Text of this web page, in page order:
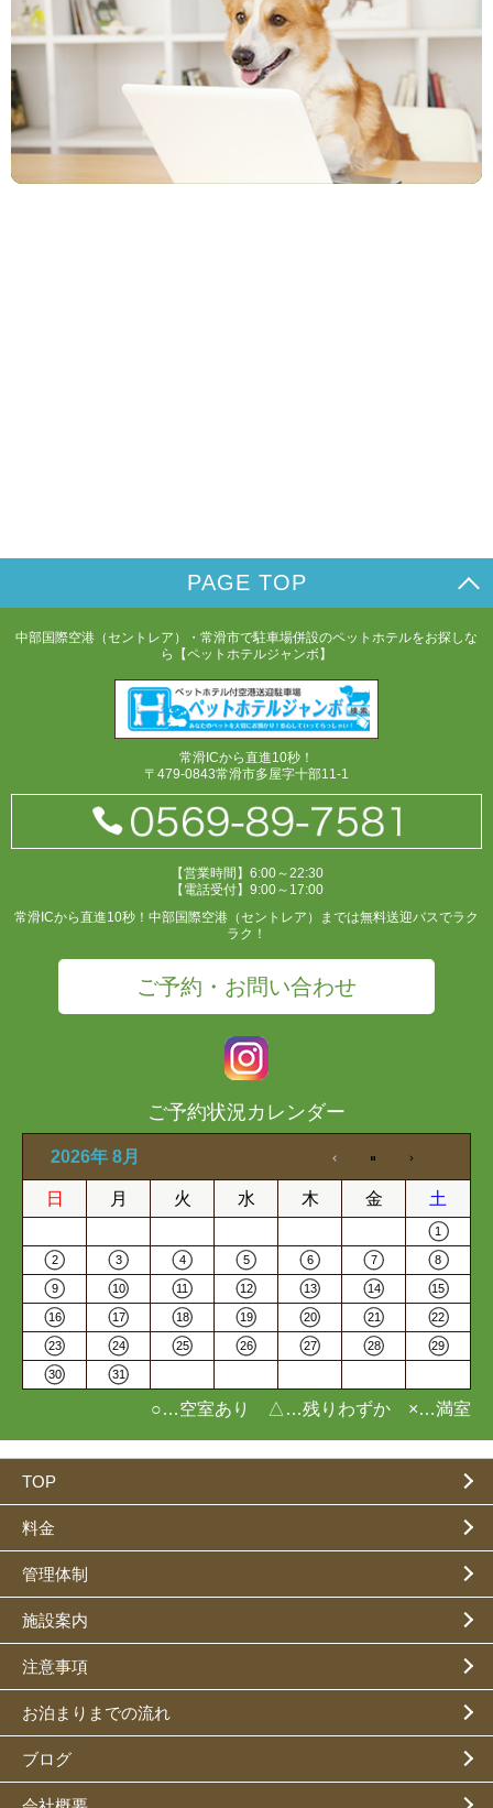
PAGE TOP
中部国際空港（セントレア）・常滑市で駐車場併設のペットホテルをお探しな
ら【ペットホテルジャンボ】
常滑ICから直進10秒！
〒479-0843常滑市多屋字十部11-1
【営業時間】6:00～22:30
【電話受付】9:00～17:00
常滑ICから直進10秒！中部国際空港（セントレア）までは無料送迎バスでラク
ラク！
ご予約・お問い合わせ
ご予約状況カレンダー
2026年 8月
日 月 火 水 木 金 土
1
2 3 4 5 6 7 8
9 10 11 12 13 14 15
16 17 18 19 20 21 22
23 24 25 26 27 28 29
30 31
○…空室あり △…残りわずか ×…満室
TOP
料金
管理体制
施設案内
注意事項
お泊まりまでの流れ
ブログ